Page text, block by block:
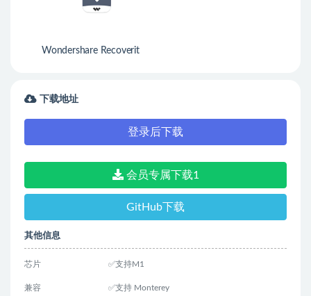
Wondershare Recoverit
下载地址
登录后下载
会员专属下载1
GitHub下载
其他信息
芯片 ✅支持M1
兼容 ✅支持 Monterey